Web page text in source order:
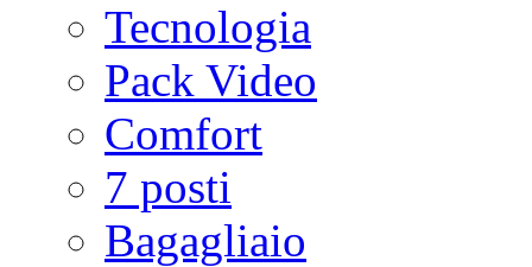
Tecnologia
Pack Video
Comfort
7 posti
Bagagliaio